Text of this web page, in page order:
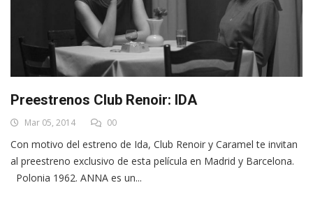
Preestrenos Club Renoir: IDA
Mar 05, 2014 00
Con motivo del estreno de Ida, Club Renoir y Caramel te invitan
al preestreno exclusivo de esta película en Madrid y Barcelona.
Polonia 1962. ANNA es un...